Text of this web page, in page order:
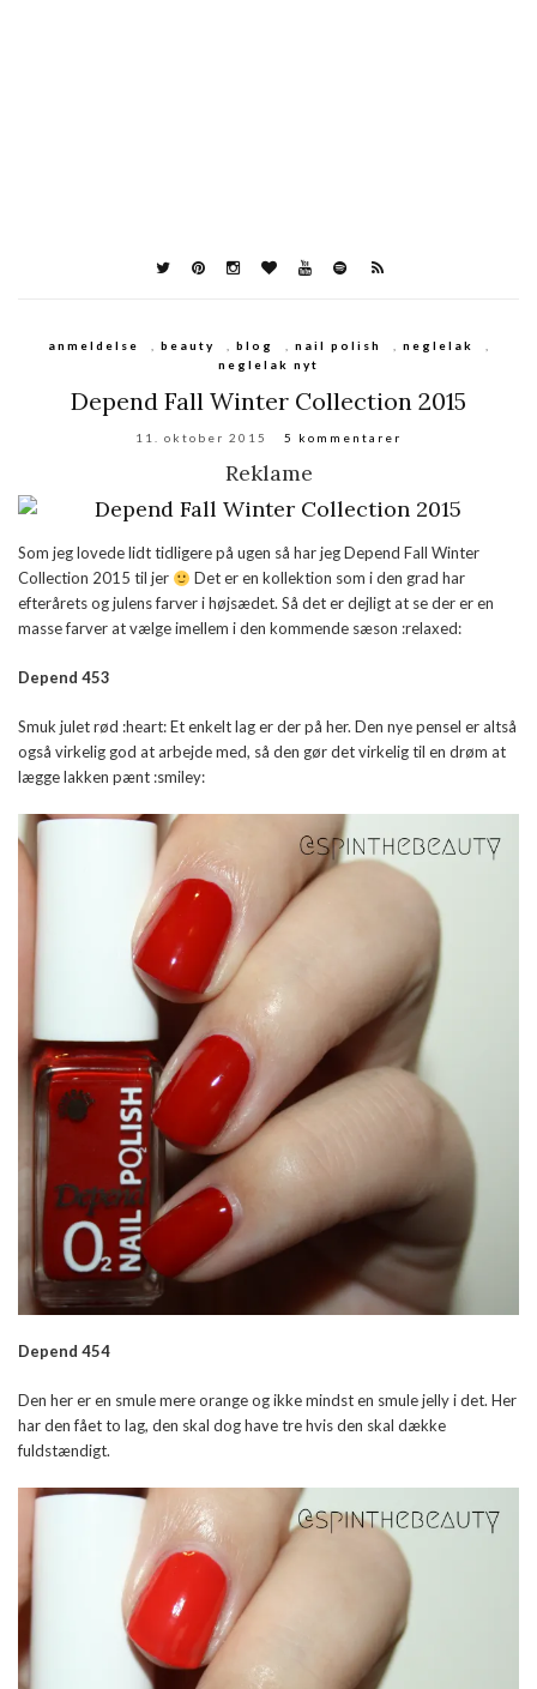
anmeldelse , beauty , blog , nail polish , neglelak
,
neglelak nyt
Depend Fall Winter Collection 2015
11. oktober 2015 5 kommentarer
Reklame
Som jeg lovede lidt tidligere på ugen så har jeg Depend Fall Winter
Collection 2015 til jer
Det er en kollektion som i den grad har
efterårets og julens farver i højsædet. Så det er dejligt at se der er en
masse farver at vælge imellem i den kommende sæson :relaxed:
Depend 453
Smuk julet rød :heart: Et enkelt lag er der på her. Den nye pensel er altså
også virkelig god at arbejde med, så den gør det virkelig til en drøm at
lægge lakken pænt :smiley:
Depend 454
Den her er en smule mere orange og ikke mindst en smule jelly i det. Her
har den fået to lag, den skal dog have tre hvis den skal dække
fuldstændigt.